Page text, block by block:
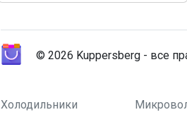
© 2026 Kuppersberg - все
Холодильники